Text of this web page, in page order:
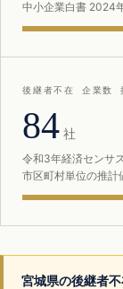
中小企業白書 2024
後継者不在 企業数
84 社
令和3年経済センサ
市区町村単位の推計
宮城県の後継者